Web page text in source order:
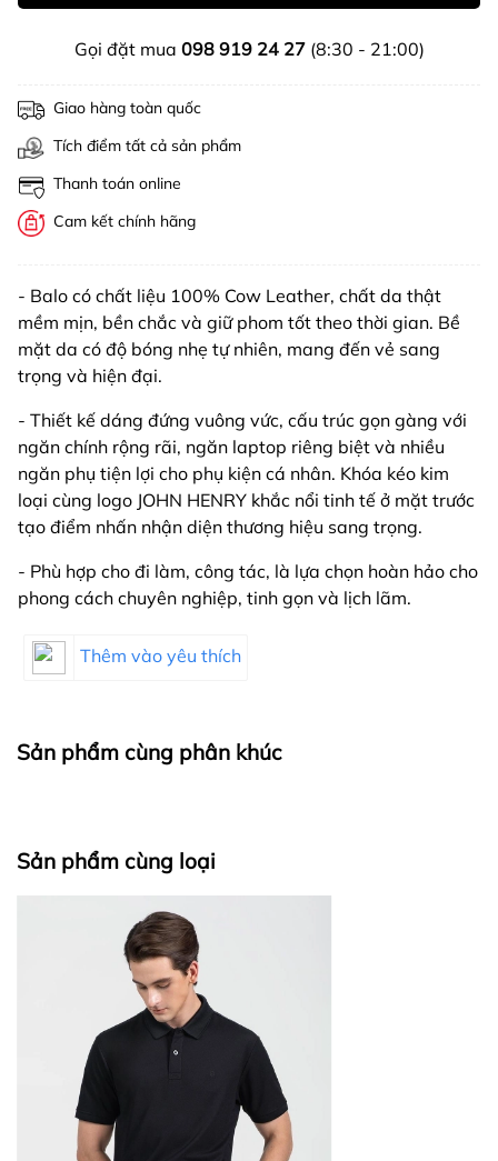
Gọi đặt mua 098 919 24 27(8:30 - 21:00)
Giao hàng toàn quốc
Tích điểm tất cả sản phẩm
Thanh toán online
Cam kết chính hãng
- Balo có chất liệu 100% Cow Leather, chất da thật
mềm mịn, bền chắc và giữ phom tốt theo thời gian. Bề
mặt da có độ bóng nhẹ tự nhiên, mang đến vẻ sang
trọng và hiện đại.
- Thiết kế dáng đứng vuông vức, cấu trúc gọn gàng với
ngăn chính rộng rãi, ngăn laptop riêng biệt và nhiều
ngăn phụ tiện lợi cho phụ kiện cá nhân. Khóa kéo kim
loại cùng logo JOHN HENRY khắc nổi tinh tế ở mặt trước
tạo điểm nhấn nhận diện thương hiệu sang trọng.
- Phù hợp cho đi làm, công tác, là lựa chọn hoàn hảo cho
phong cách chuyên nghiệp, tinh gọn và lịch lãm.
Thêm vào yêu thích
Sản phẩm cùng phân khúc
Sản phẩm cùng loại